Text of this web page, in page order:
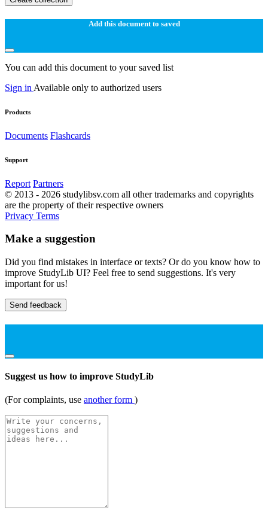
Add this document to saved
You can add this document to your saved list
Sign in Available only to authorized users
Products
Documents Flashcards
Support
Report Partners
© 2013 - 2026 studylibsv.com all other trademarks and copyrights
are the property of their respective owners
Privacy Terms
Make a suggestion
Did you find mistakes in interface or texts? Or do you know how to
improve StudyLib UI? Feel free to send suggestions. It's very
important for us!
Send feedback
Suggest us how to improve StudyLib
(For complaints, use another form )